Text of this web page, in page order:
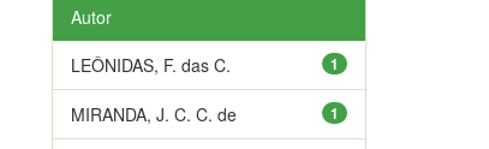
Autor
1
LEÔNIDAS, F. das C.
1
MIRANDA, J. C. C. de